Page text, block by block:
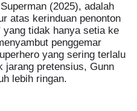
(2025), adalah
atas kerinduan penonton
yang tidak hanya setia ke
penggemar
yang sering terlalu
jarang pretensius, Gunn
lebih ringan.